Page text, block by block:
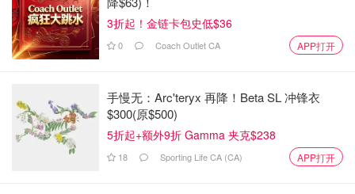
购买产权保险
安大略省金融服务监管局（FSRAO）表示，产权保险是一
的保险，包括来自产权欺诈的损失。
虽然它不能防止你成为欺诈的受害者，但它是减轻其后果的
唯一最重要的东西。
3折起！金链卡包史低$36
0 Coach Outlet CA APP打开
手慢无：Arc'teryx 再降！Beta SL 冲锋衣
$300(原$500)
5折起+额外9折 Gamma 夹克$238
18 Sporting Life CA (CA) APP打开